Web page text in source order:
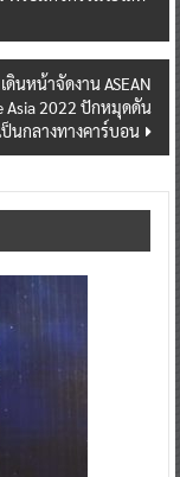
นหน้าจัดงาน ASEAN
Asia 2022 ปักหมุดดัน
ป็นกลางทางคาร์บอน